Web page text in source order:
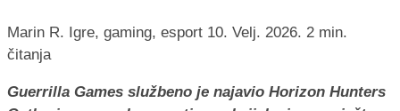
Marin R. Igre, gaming, esport 10. Velj. 2026. 2 min.
čitanja
Guerrilla Games službeno je najavio Horizon Hunters